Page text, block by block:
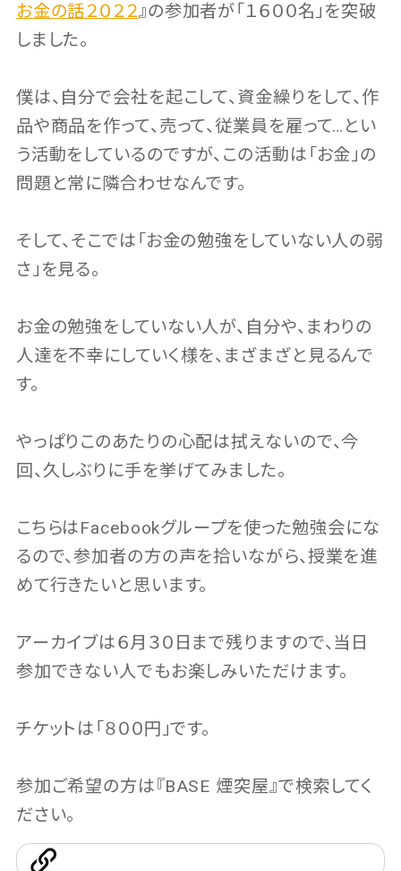
お金の話２０２２』の参加者が「１６００名」を突破
しました。
僕は、自分で会社を起こして、資金繰りをして、作
品や商品を作って、売って、従業員を雇って…とい
う活動をしているのですが、この活動は「お金」の
問題と常に隣合わせなんです。
そして、そこでは「お金の勉強をしていない人の弱
さ」を見る。
お金の勉強をしていない人が、自分や、まわりの
人達を不幸にしていく様を、まざまざと見るんで
す。
やっぱりこのあたりの心配は拭えないので、今
回、久しぶりに手を挙げてみました。
こちらはFacebookグループを使った勉強会にな
るので、参加者の方の声を拾いながら、授業を進
めて行きたいと思います。
アーカイブは６月３０日まで残りますので、当日
参加できない人でもお楽しみいただけます。
チケットは「８００円」です。
参加ご希望の方は『BASE 煙突屋』で検索してく
ださい。